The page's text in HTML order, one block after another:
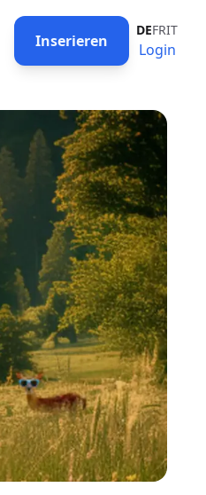
Inserieren
DEFRIT
Login